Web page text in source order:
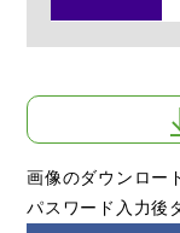
画像のダウンロー
パスワード入力後